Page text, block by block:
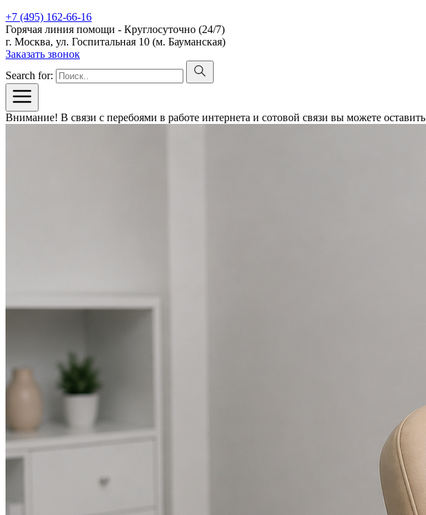
+7 (495) 162-66-16
Горячая линия помощи - Круглосуточно (24/7)
г. Москва, ул. Госпитальная 10 (м. Бауманская)
Заказать звонок
Search for:
Внимание! В связи с перебоями в работе интернета и сотовой связи вы можете оставить